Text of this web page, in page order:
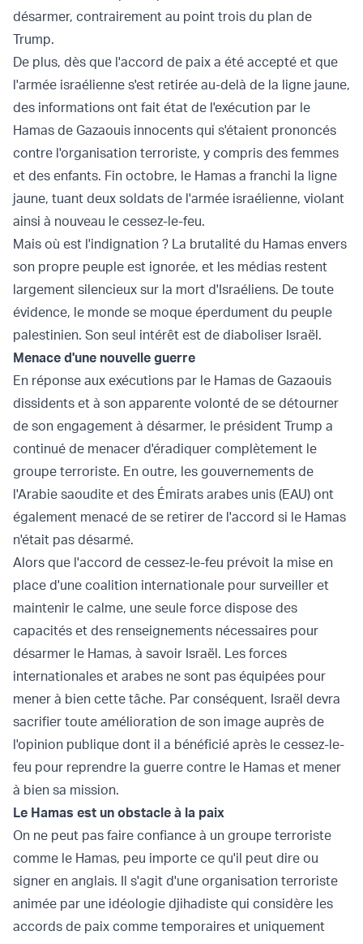
désarmer, contrairement au point trois du plan de
Trump.
De plus, dès que l'accord de paix a été accepté et que
l'armée israélienne s'est retirée au-delà de la ligne jaune,
des informations ont fait état de l'exécution par le
Hamas de Gazaouis innocents qui s'étaient prononcés
contre l'organisation terroriste, y compris des femmes
et des enfants. Fin octobre, le Hamas a franchi la ligne
jaune, tuant deux soldats de l'armée israélienne, violant
ainsi à nouveau le cessez-le-feu.
Mais où est l'indignation ? La brutalité du Hamas envers
son propre peuple est ignorée, et les médias restent
largement silencieux sur la mort d'Israéliens. De toute
évidence, le monde se moque éperdument du peuple
palestinien. Son seul intérêt est de diaboliser Israël.
Menace d'une nouvelle guerre
En réponse aux exécutions par le Hamas de Gazaouis
dissidents et à son apparente volonté de se détourner
de son engagement à désarmer, le président Trump a
continué de menacer d'éradiquer complètement le
groupe terroriste. En outre, les gouvernements de
l'Arabie saoudite et des Émirats arabes unis (EAU) ont
également menacé de se retirer de l'accord si le Hamas
n'était pas désarmé.
Alors que l'accord de cessez-le-feu prévoit la mise en
place d'une coalition internationale pour surveiller et
maintenir le calme, une seule force dispose des
capacités et des renseignements nécessaires pour
désarmer le Hamas, à savoir Israël. Les forces
internationales et arabes ne sont pas équipées pour
mener à bien cette tâche. Par conséquent, Israël devra
sacrifier toute amélioration de son image auprès de
l'opinion publique dont il a bénéficié après le cessez-le-
feu pour reprendre la guerre contre le Hamas et mener
à bien sa mission.
Le Hamas est un obstacle à la paix
On ne peut pas faire confiance à un groupe terroriste
comme le Hamas, peu importe ce qu'il peut dire ou
signer en anglais. Il s'agit d'une organisation terroriste
animée par une idéologie djihadiste qui considère les
accords de paix comme temporaires et uniquement